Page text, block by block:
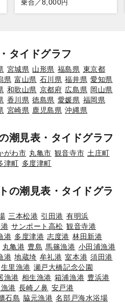
乗合／ 8,000円
タイドグラフ
宮城県 山形県 福島県 東京都
県 富山県 石川県 福井県 愛知県
和歌山県 京都府 広島県 岡山県
香川県 徳島県 愛媛県 福岡県
宮崎県 鹿児島県 沖縄県
潮見表・タイドグラフ
がわ市 丸亀市 観音寺市 土庄町
津町 多度津町
の潮見表・タイドグラ
三本松港 引田港 有明浜
サンポート高松 観音寺港
港 多度津港 志度港 林田新港
丸亀港 豊島 馬篠漁港 小田浦漁港
港 地蔵埼 牟礼港 室本港 須田港
生里漁港 瀬戸大橋記念公園
漁港 相生漁港 箱浦漁港 豊浜港
港 長崎ノ鼻 安戸港
石島 脇元漁港 名部戸海水浴場